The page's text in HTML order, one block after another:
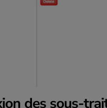
des sous-